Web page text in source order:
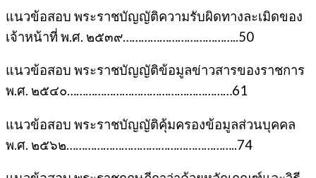
แนวข้อสอบ พระราชบัญญัติความรับผิดทางละเมิดของ
เจ้าหน้าที่ พ.ศ. ๒๕๓๙………………………………..50
แนวข้อสอบ พระราชบัญญัติข้อมูลข่าวสารของราชการ
พ.ศ. ๒๕๔๐………………………………………………61
แนวข้อสอบ พระราชบัญญัติคุ้มครองข้อมูลส่วนบุคคล
พ.ศ. ๒๕๖๒………………………………………………..74